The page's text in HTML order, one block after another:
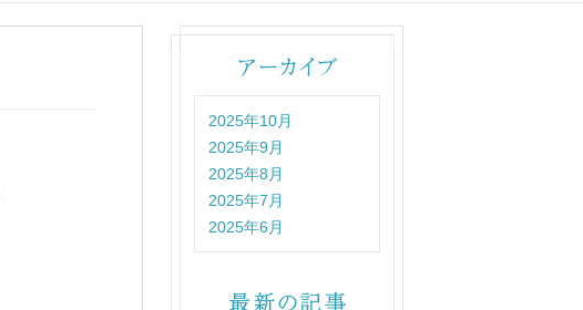
2025年10月
2025年9月
2025年8月
2025年7月
2025年6月